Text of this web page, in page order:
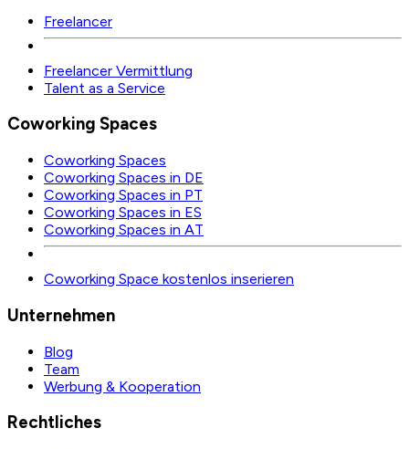
Freelancer
Freelancer Vermittlung
Talent as a Service
Coworking Spaces
Coworking Spaces
Coworking Spaces in DE
Coworking Spaces in PT
Coworking Spaces in ES
Coworking Spaces in AT
Coworking Space kostenlos inserieren
Unternehmen
Blog
Team
Werbung & Kooperation
Rechtliches